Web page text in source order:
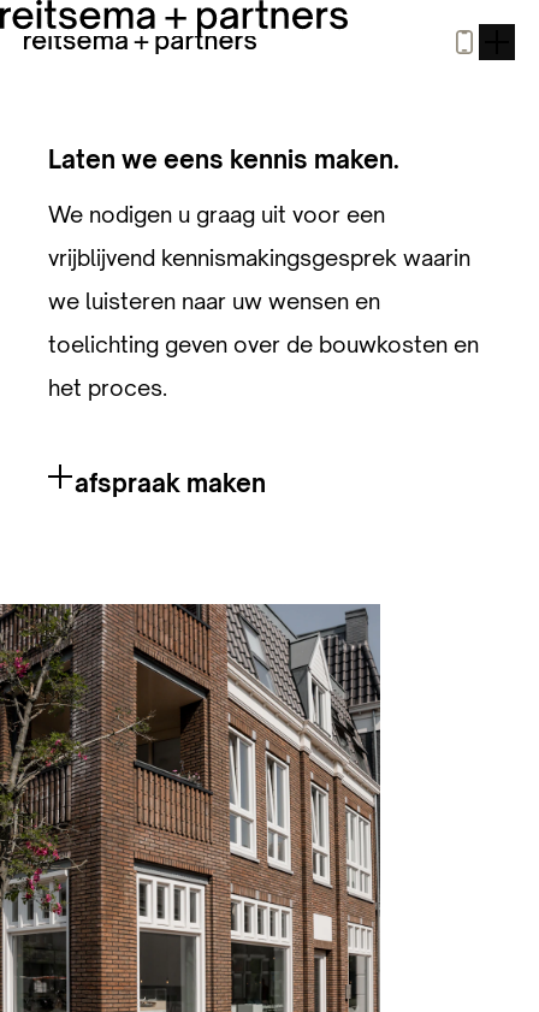
Laten we eens kennis maken.
We nodigen u graag uit voor een
vrijblijvend kennismakingsgesprek waarin
we luisteren naar uw wensen en
toelichting geven over de bouwkosten en
het proces.
afspraak maken